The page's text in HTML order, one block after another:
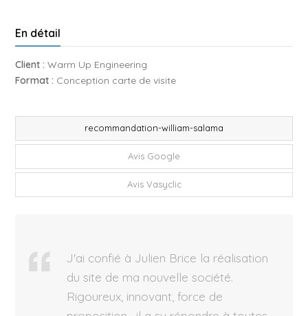
En détail
Client : Warm Up Engineering
Format : Conception carte de visite
recommandation-william-salama
Avis Google
Avis Vasyclic
J'ai confié à Julien Brice la réalisation
du site de ma nouvelle société.
Rigoureux, innovant, force de